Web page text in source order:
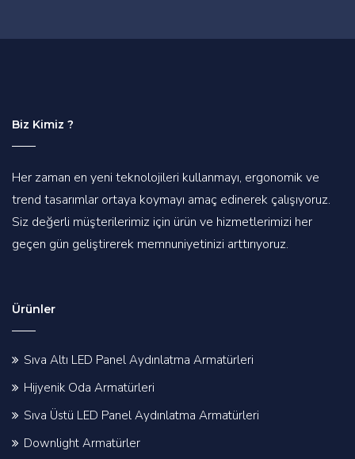
Biz Kimiz ?
Her zaman en yeni teknolojileri kullanmayı, ergonomik ve
trend tasarımlar ortaya koymayı amaç edinerek çalışıyoruz.
Siz değerli müşterilerimiz için ürün ve hizmetlerimizi her
geçen gün geliştirerek memnuniyetinizi arttırıyoruz.
Ürünler
Sıva Altı LED Panel Aydınlatma Armatürleri
Hijyenik Oda Armatürleri
Sıva Üstü LED Panel Aydınlatma Armatürleri
Downlight Armatürler